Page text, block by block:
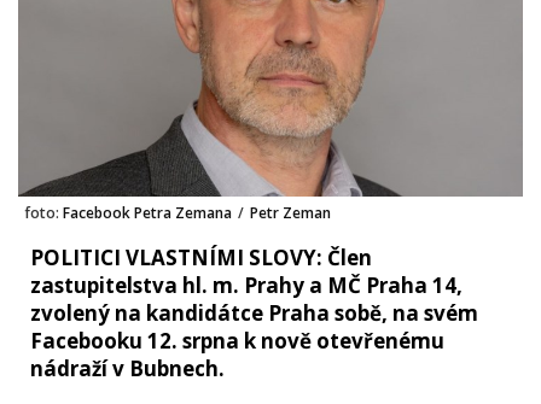
foto: Facebook Petra Zemana / Petr Zeman
POLITICI VLASTNÍMI SLOVY: Člen
zastupitelstva hl. m. Prahy a MČ Praha 14,
zvolený na kandidátce Praha sobě, na svém
Facebooku 12. srpna k nově otevřenému
nádraží v Bubnech.